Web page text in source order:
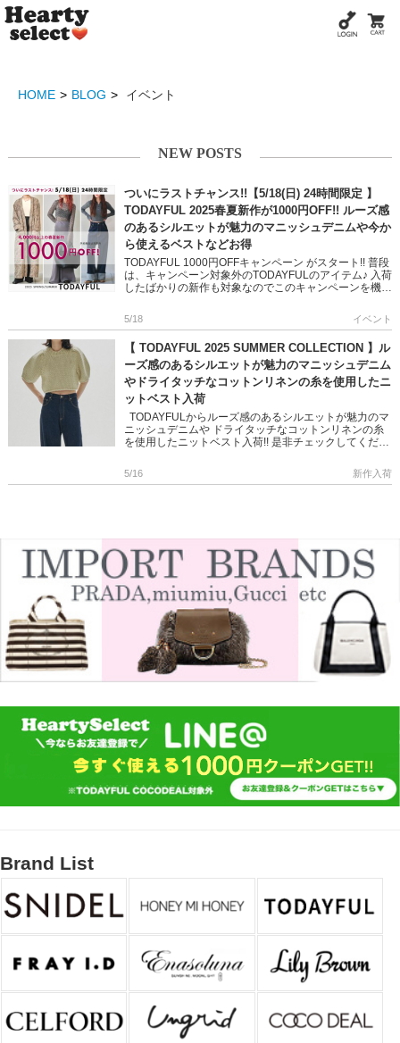
HOME BLOG イベント
NEW POSTS
ついにラストチャンス!!【5/18(日) 24時間限定 】
TODAYFUL 2025春夏新作が1000円OFF!! ルーズ感
のあるシルエットが魅力のマニッシュデニムや今か
ら使えるベストなどお得
TODAYFUL 1000円OFFキャンペーン がスタート!! 普段
は、キャンペーン対象外のTODAYFULのアイテム♪ 入荷
したばかりの新作も対象なのでこのキャンペーンを機に
5/18 イベント
【 TODAYFUL 2025 SUMMER COLLECTION 】ル
ーズ感のあるシルエットが魅力のマニッシュデニム
やドライタッチなコットンリネンの糸を使用したニ
ットベスト入荷
TODAYFULからルーズ感のあるシルエットが魅力のマ
ニッシュデニムや ドライタッチなコットンリネンの糸
を使用したニットベスト入荷!! 是非チェックしてくださ
5/16 新作入荷
Brand List